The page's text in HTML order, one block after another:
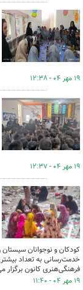
۱۹ مهر ۰۴ - ۱۲:۳۸
۱۹ مهر ۰۴ - ۱۲:۳۷
کودکان و نوجوانان
خدمت‌رسانی به تعداد
فرهنگی‌هنری کانون برگزار
۱۹ مهر ۰۴ - ۱۱:۴۰